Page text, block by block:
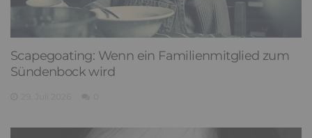
Scapegoating: Wenn ein Familienmitglied zum
Sündenbock wird